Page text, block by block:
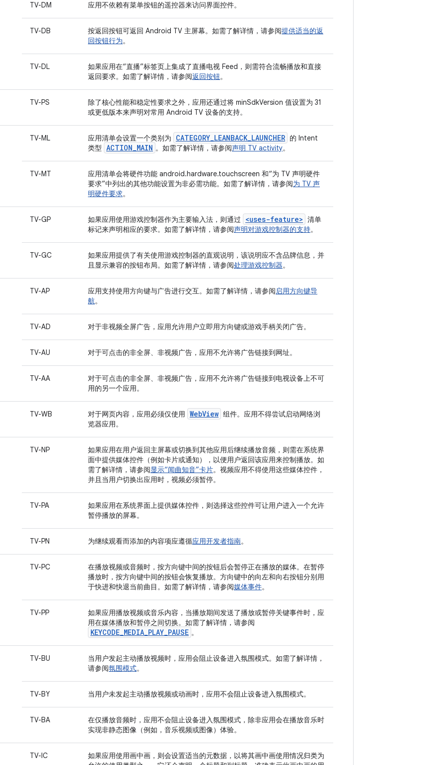
TV-DM 应用不依赖有菜单按钮的遥控器来访问界面控件。
TV-DB 按返回按钮可返回 Android TV 主屏幕。如需了解详情，请参阅提供适当的返
回按钮行为。
TV-DL
如果应用在“直播”标签页上集成了直播电视 Feed，则需符合流畅播放和直接
返回要求。如需了解详情，请参阅返回按钮。
TV-PS
除了核心性能和稳定性要求之外，应用还通过将 minSdkVersion 值设置为 31
或更低版本来声明对常用 Android TV 设备的支持。
TV-ML 应用清单会设置一个类别为 CATEGORY_LEANBACK_LAUNCHER 的 Intent
类型 ACTION_MAIN 。如需了解详情，请参阅声明 TV activity。
TV-MT
应用清单会将硬件功能 android.hardware.touchscreen 和“为 TV 声明硬件
要求”中列出的其他功能设置为非必需功能。如需了解详情，请参阅为 TV 声
明硬件要求。
TV-GP 如果应用使用游戏控制器作为主要输入法，则通过 <uses-feature> 清单
标记来声明相应的要求。如需了解详情，请参阅声明对游戏控制器的支持。
TV-GC
如果应用提供了有关使用游戏控制器的直观说明，该说明应不含品牌信息，并
且显示兼容的按钮布局。如需了解详情，请参阅处理游戏控制器。
TV-AP 应用支持使用方向键与广告进行交互。如需了解详情，请参阅启用方向键导
航。
TV-AD 对于非视频全屏广告，应用允许用户立即用方向键或游戏手柄关闭广告。
TV-AU 对于可点击的非全屏、非视频广告，应用不允许将广告链接到网址。
TV-AA
对于可点击的非全屏、非视频广告，应用不允许将广告链接到电视设备上不可
用的另一个应用。
TV-WB 对于网页内容，应用必须仅使用 WebView 组件。应用不得尝试启动网络浏
览器应用。
TV-NP
如果应用在用户返回主屏幕或切换到其他应用后继续播放音频，则需在系统界
面中提供媒体控件（例如卡片或通知），以便用户返回该应用来控制播放。如
需了解详情，请参阅显示“闻曲知音”卡片。视频应用不得使用这些媒体控件，
并且当用户切换出应用时，视频必须暂停。
TV-PA
如果应用在系统界面上提供媒体控件，则选择这些控件可让用户进入一个允许
暂停播放的屏幕。
TV-PN 为继续观看而添加的内容项应遵循应用开发者指南。
TV-PC
在播放视频或音频时，按方向键中间的按钮后会暂停正在播放的媒体。在暂停
播放时，按方向键中间的按钮会恢复播放。方向键中的向左和向右按钮分别用
于快进和快退当前曲目。如需了解详情，请参阅媒体事件。
TV-PP
如果应用播放视频或音乐内容，当播放期间发送了播放或暂停关键事件时，应
用在媒体播放和暂停之间切换。如需了解详情，请参阅
KEYCODE_MEDIA_PLAY_PAUSE 。
TV-BU
当用户发起主动播放视频时，应用会阻止设备进入氛围模式。如需了解详情，
请参阅氛围模式。
TV-BY 当用户未发起主动播放视频或动画时，应用不会阻止设备进入氛围模式。
TV-BA
在仅播放音频时，应用不会阻止设备进入氛围模式，除非应用会在播放音乐时
实现非静态图像（例如，音乐视频或图像）体验。
TV-IC
如果应用使用画中画，则会设置适当的元数据，以将其画中画使用情况归类为